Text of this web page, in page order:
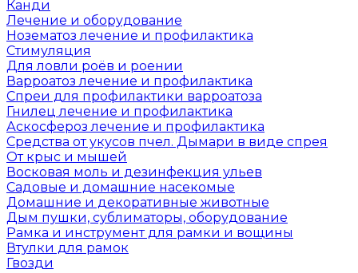
Канди
Лечение и оборудование
Нозематоз лечение и профилактика
Стимуляция
Для ловли роёв и роении
Варроатоз лечение и профилактика
Спреи для профилактики варроатоза
Гнилец лечение и профилактика
Аскосфероз лечение и профилактика
Средства от укусов пчел. Дымари в виде спрея
От крыс и мышей
Восковая моль и дезинфекция ульев
Садовые и домашние насекомые
Домашние и декоративные животные
Дым пушки, сублиматоры, оборудование
Рамка и инструмент для рамки и вощины
Втулки для рамок
Гвозди